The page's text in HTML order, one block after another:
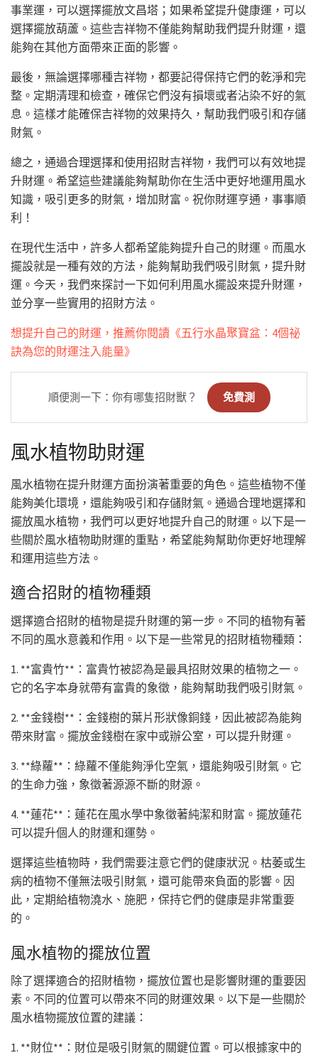
事業運，可以選擇擺放文昌塔；如果希望提升健康運，可以
選擇擺放葫蘆。這些吉祥物不僅能夠幫助我們提升財運，還
能夠在其他方面帶來正面的影響。
最後，無論選擇哪種吉祥物，都要記得保持它們的乾淨和完
整。定期清理和檢查，確保它們沒有損壞或者沾染不好的氣
息。這樣才能確保吉祥物的效果持久，幫助我們吸引和存儲
財氣。
總之，通過合理選擇和使用招財吉祥物，我們可以有效地提
升財運。希望這些建議能夠幫助你在生活中更好地運用風水
知識，吸引更多的財氣，增加財富。祝你財運亨通，事事順
利！
在現代生活中，許多人都希望能夠提升自己的財運。而風水
擺設就是一種有效的方法，能夠幫助我們吸引財氣，提升財
運。今天，我們來探討一下如何利用風水擺設來提升財運，
並分享一些實用的招財方法。
想提升自己的財運，推薦你閱讀《五行水晶聚寶盆：4個祕
訣為您的財運注入能量》
順便測一下：你有哪隻招財獸？ 免費測
風水植物助財運
風水植物在提升財運方面扮演著重要的角色。這些植物不僅
能夠美化環境，還能夠吸引和存儲財氣。通過合理地選擇和
擺放風水植物，我們可以更好地提升自己的財運。以下是一
些關於風水植物助財運的重點，希望能夠幫助你更好地理解
和運用這些方法。
適合招財的植物種類
選擇適合招財的植物是提升財運的第一步。不同的植物有著
不同的風水意義和作用。以下是一些常見的招財植物種類：
1. **富貴竹**：富貴竹被認為是最具招財效果的植物之一。
它的名字本身就帶有富貴的象徵，能夠幫助我們吸引財氣。
2. **金錢樹**：金錢樹的葉片形狀像銅錢，因此被認為能夠
帶來財富。擺放金錢樹在家中或辦公室，可以提升財運。
3. **綠蘿**：綠蘿不僅能夠淨化空氣，還能夠吸引財氣。它
的生命力強，象徵著源源不斷的財源。
4. **蓮花**：蓮花在風水學中象徵著純潔和財富。擺放蓮花
可以提升個人的財運和運勢。
選擇這些植物時，我們需要注意它們的健康狀況。枯萎或生
病的植物不僅無法吸引財氣，還可能帶來負面的影響。因
此，定期給植物澆水、施肥，保持它們的健康是非常重要
的。
風水植物的擺放位置
除了選擇適合的招財植物，擺放位置也是影響財運的重要因
素。不同的位置可以帶來不同的財運效果。以下是一些關於
風水植物擺放位置的建議：
1. **財位**：財位是吸引財氣的關鍵位置。可以根據家中的